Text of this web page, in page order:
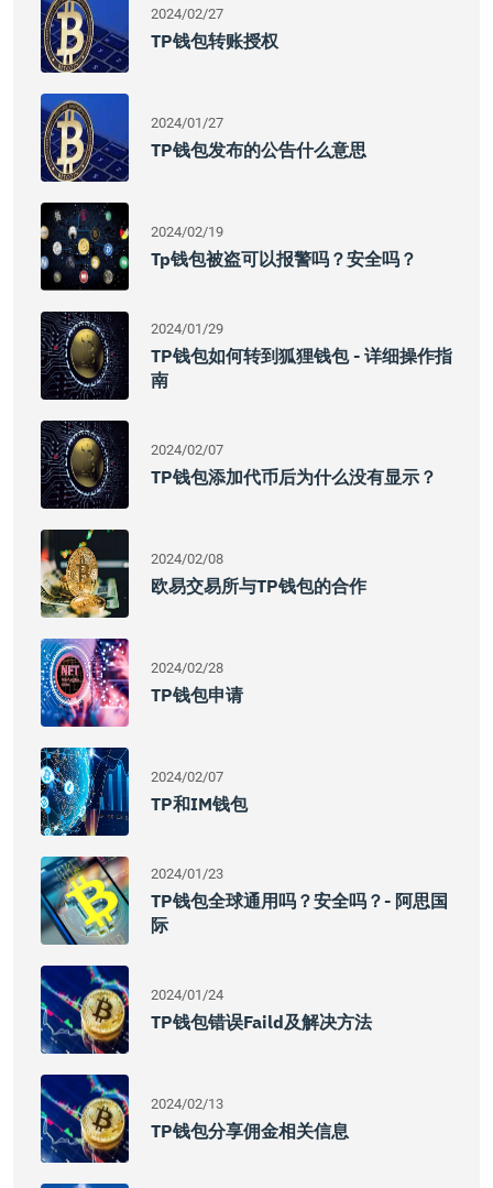
2024/02/27
TP钱包转账授权
2024/01/27
TP钱包发布的公告什么意思
2024/02/19
Tp钱包被盗可以报警吗？安全吗？
2024/01/29
TP钱包如何转到狐狸钱包 - 详细操作指
南
2024/02/07
TP钱包添加代币后为什么没有显示？
2024/02/08
欧易交易所与TP钱包的合作
2024/02/28
TP钱包申请
2024/02/07
TP和IM钱包
2024/01/23
TP钱包全球通用吗？安全吗？- 阿思国
际
2024/01/24
TP钱包错误faild及解决方法
2024/02/13
TP钱包分享佣金相关信息